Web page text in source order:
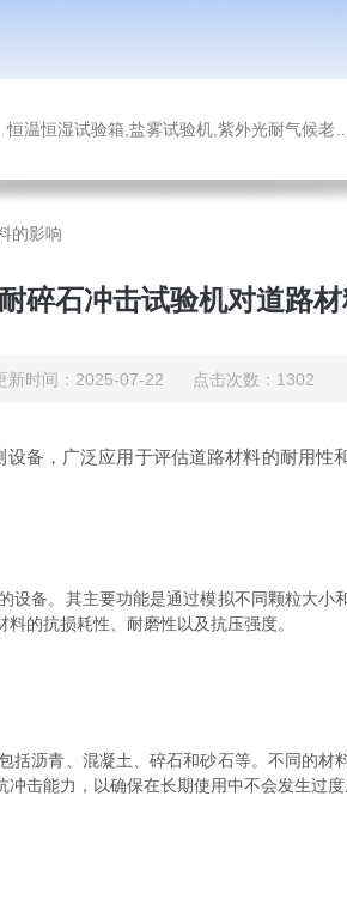
试验箱,氙灯老化试验箱，沙尘试验箱，淋雨试验箱，汽车内饰材料燃烧试验机
的影响
碎石冲击试验机对道路
新时间：2025-07-22 点击次数：1302
设备，广泛应用于评估道路材料的耐用
。其主要功能是通过模拟不同颗粒大小
的抗损耗性、耐磨性以及抗压强度。
青、混凝土、碎石和砂石等。不同的材
击能力，以确保在长期使用中不会发生过度